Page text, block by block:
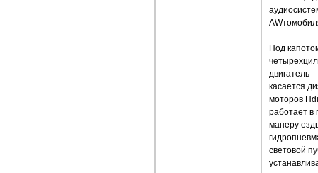
Под
двигатель
касается
моторов
работает в
манеру
световой